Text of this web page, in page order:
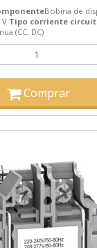
Bobina de
V Tipo corriente
(CC, DC)
Comprar